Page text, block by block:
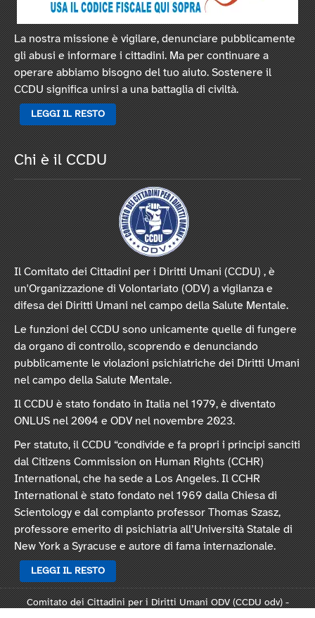
La nostra missione è vigilare, denunciare pubblicamente
gli abusi e informare i cittadini. Ma per continuare a
operare abbiamo bisogno del tuo aiuto. Sostenere il
CCDU significa unirsi a una battaglia di civiltà.
LEGGI IL RESTO
Chi è il CCDU
Il Comitato dei Cittadini per i Diritti Umani (CCDU) , è
un'Organizzazione di Volontariato (ODV) a vigilanza e
difesa dei Diritti Umani nel campo della Salute Mentale.
Le funzioni del CCDU sono unicamente quelle di fungere
da organo di controllo, scoprendo e denunciando
pubblicamente le violazioni psichiatriche dei Diritti Umani
nel campo della Salute Mentale.
Il CCDU è stato fondato in Italia nel 1979, è diventato
ONLUS nel 2004 e ODV nel novembre 2023.
Per statuto, il CCDU “condivide e fa propri i principi sanciti
dal Citizens Commission on Human Rights (CCHR)
International, che ha sede a Los Angeles. Il CCHR
International è stato fondato nel 1969 dalla Chiesa di
Scientology e dal compianto professor Thomas Szasz,
professore emerito di psichiatria all’Università Statale di
New York a Syracuse e autore di fama internazionale.
LEGGI IL RESTO
Comitato dei Cittadini per i Diritti Umani ODV (CCDU odv) -